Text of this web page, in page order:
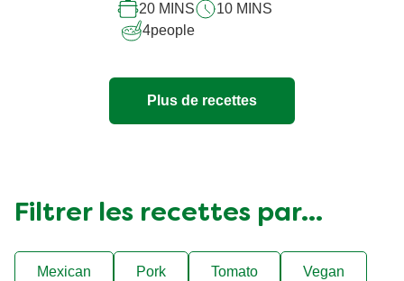
recipe
20 MINS
10 MINS
4people
Plus de recettes
Filtrer les recettes par...
Mexican Pork Tomato Vegan